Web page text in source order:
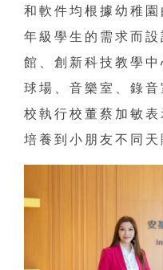
和軟件均根據幼稚
年級學生的需求而
館、創新科技教學
球場、音樂室、錄
校執行校董蔡加敏
培養到小朋友不同天